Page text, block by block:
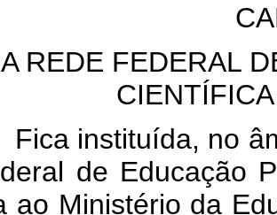
REDE FEDERAL
instituída, no
de Educação
ao Ministério da